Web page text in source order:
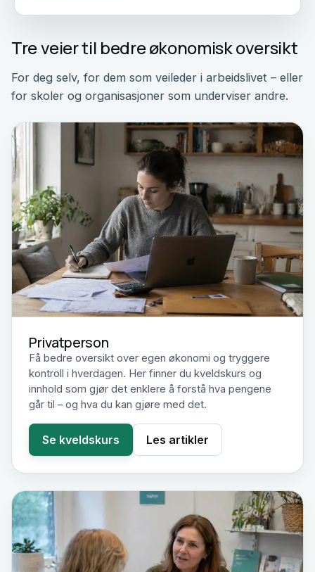
Tre veier til bedre økonomisk oversikt
For deg selv, for dem som veileder i arbeidslivet – eller
for skoler og organisasjoner som underviser andre.
Privatperson
Få bedre oversikt over egen økonomi og tryggere
kontroll i hverdagen. Her finner du kveldskurs og
innhold som gjør det enklere å forstå hva pengene
går til – og hva du kan gjøre med det.
Se kveldskurs Les artikler